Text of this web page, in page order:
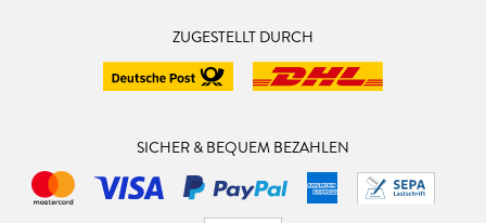
ZUGESTELLT DURCH
SICHER & BEQUEM BEZAHLEN